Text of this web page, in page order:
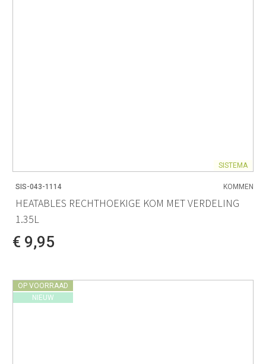
SISTEMA
SIS-043-1114 KOMMEN
HEATABLES RECHTHOEKIGE KOM MET VERDELING
1.35L
€ 9,95
OP VOORRAAD
NIEUW